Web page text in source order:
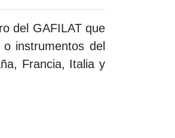
del GAFILAT que
instrumentos del
Francia, Italia y